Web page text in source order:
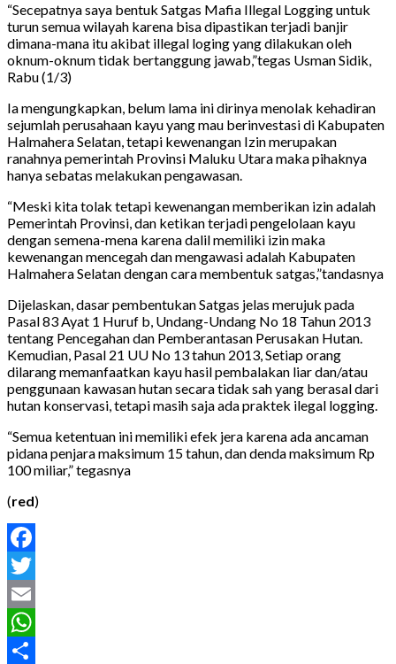
“Secepatnya saya bentuk Satgas Mafia Illegal Logging untuk
turun semua wilayah karena bisa dipastikan terjadi banjir
dimana-mana itu akibat illegal loging yang dilakukan oleh
oknum-oknum tidak bertanggung jawab,”tegas Usman Sidik,
Rabu (1/3)
Ia mengungkapkan, belum lama ini dirinya menolak kehadiran
sejumlah perusahaan kayu yang mau berinvestasi di Kabupaten
Halmahera Selatan, tetapi kewenangan Izin merupakan
ranahnya pemerintah Provinsi Maluku Utara maka pihaknya
hanya sebatas melakukan pengawasan.
“Meski kita tolak tetapi kewenangan memberikan izin adalah
Pemerintah Provinsi, dan ketikan terjadi pengelolaan kayu
dengan semena-mena karena dalil memiliki izin maka
kewenangan mencegah dan mengawasi adalah Kabupaten
Halmahera Selatan dengan cara membentuk satgas,”tandasnya
Dijelaskan, dasar pembentukan Satgas jelas merujuk pada
Pasal 83 Ayat 1 Huruf b, Undang-Undang No 18 Tahun 2013
tentang Pencegahan dan Pemberantasan Perusakan Hutan.
Kemudian, Pasal 21 UU No 13 tahun 2013, Setiap orang
dilarang memanfaatkan kayu hasil pembalakan liar dan/atau
penggunaan kawasan hutan secara tidak sah yang berasal dari
hutan konservasi, tetapi masih saja ada praktek ilegal logging.
“Semua ketentuan ini memiliki efek jera karena ada ancaman
pidana penjara maksimum 15 tahun, dan denda maksimum Rp
100 miliar,” tegasnya
(red)
Facebook
Twitter
Email
WhatsApp